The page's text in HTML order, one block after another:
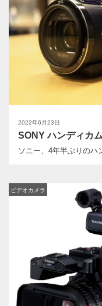
2022年6月23日
SONY ハンディカ
ソニー、4年半ぶりのハ
ビデオカメラ